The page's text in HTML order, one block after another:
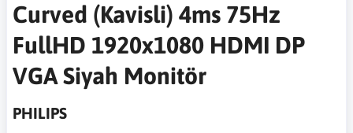
Curved (Kavisli) 4ms 75Hz
FullHD 1920x1080 HDMI DP
VGA Siyah Monitör
PHILIPS